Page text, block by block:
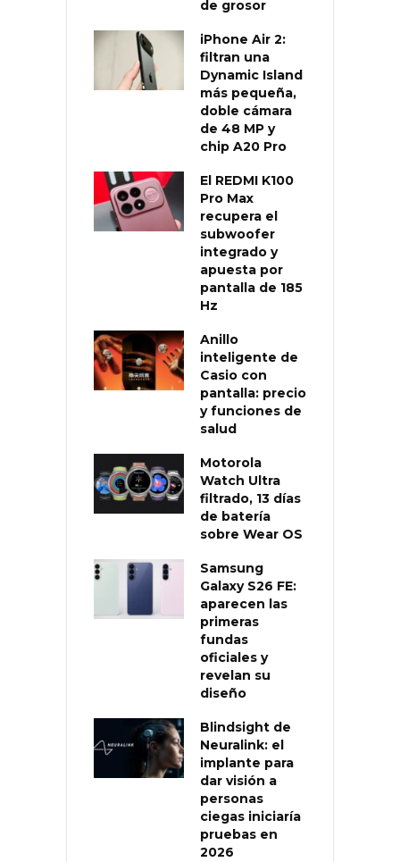
de grosor
iPhone Air 2:
filtran una
Dynamic Island
más pequeña,
doble cámara
de 48 MP y
chip A20 Pro
El REDMI K100
Pro Max
recupera el
subwoofer
integrado y
apuesta por
pantalla de 185
Hz
Anillo
inteligente de
Casio con
pantalla: precio
y funciones de
salud
Motorola
Watch Ultra
filtrado, 13 días
de batería
sobre Wear OS
Samsung
Galaxy S26 FE:
aparecen las
primeras
fundas
oficiales y
revelan su
diseño
Blindsight de
Neuralink: el
implante para
dar visión a
personas
ciegas iniciaría
pruebas en
2026